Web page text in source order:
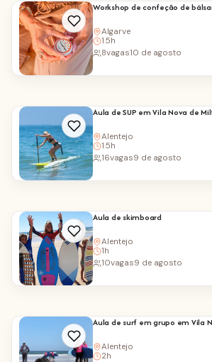
Workshop de confeção de
Algarve
1.5h
8vagas10 de agosto
Aula de SUP em Vila Nova de
Alentejo
1.5h
16vagas9 de agosto
Aula de skimboard
Alentejo
1h
10vagas9 de agosto
Aula de surf em grupo em Vila
Alentejo
2h